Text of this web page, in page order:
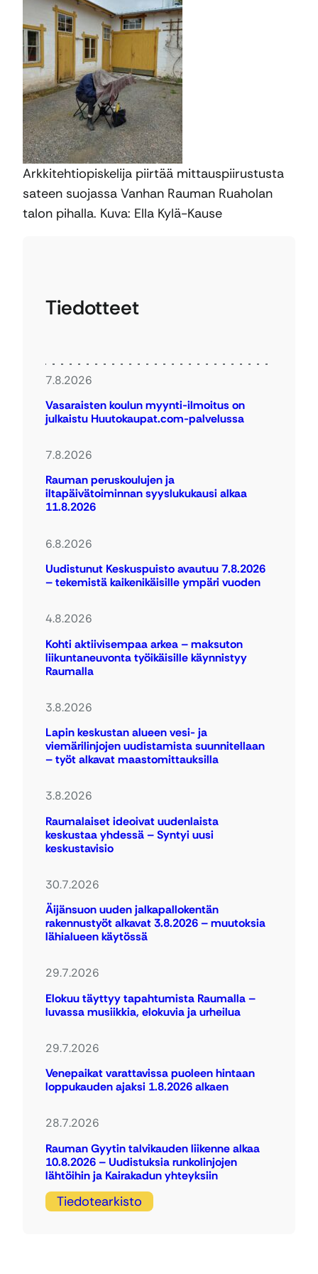
Arkkitehtiopiskelija piirtää mittauspiirustusta
sateen suojassa Vanhan Rauman Ruaholan
talon pihalla. Kuva: Ella Kylä-Kause
Tiedotteet
7.8.2026
Vasaraisten koulun myynti-ilmoitus on
julkaistu Huutokaupat.com-palvelussa
7.8.2026
Rauman peruskoulujen ja
iltapäivätoiminnan syyslukukausi alkaa
11.8.2026
6.8.2026
Uudistunut Keskuspuisto avautuu 7.8.2026
– tekemistä kaikenikäisille ympäri vuoden
4.8.2026
Kohti aktiivisempaa arkea – maksuton
liikuntaneuvonta työikäisille käynnistyy
Raumalla
3.8.2026
Lapin keskustan alueen vesi- ja
viemärilinjojen uudistamista suunnitellaan
– työt alkavat maastomittauksilla
3.8.2026
Raumalaiset ideoivat uudenlaista
keskustaa yhdessä – Syntyi uusi
keskustavisio
30.7.2026
Äijänsuon uuden jalkapallokentän
rakennustyöt alkavat 3.8.2026 – muutoksia
lähialueen käytössä
29.7.2026
Elokuu täyttyy tapahtumista Raumalla –
luvassa musiikkia, elokuvia ja urheilua
29.7.2026
Venepaikat varattavissa puoleen hintaan
loppukauden ajaksi 1.8.2026 alkaen
28.7.2026
Rauman Gyytin talvikauden liikenne alkaa
10.8.2026 – Uudistuksia runkolinjojen
lähtöihin ja Kairakadun yhteyksiin
Tiedotearkisto